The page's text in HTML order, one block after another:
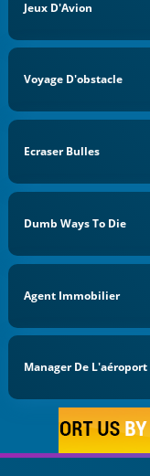
Jeux D'Avion
Voyage D'obstacle
Ecraser Bulles
Dumb Ways To Die
Agent Immobilier
Manager De L'aéroport